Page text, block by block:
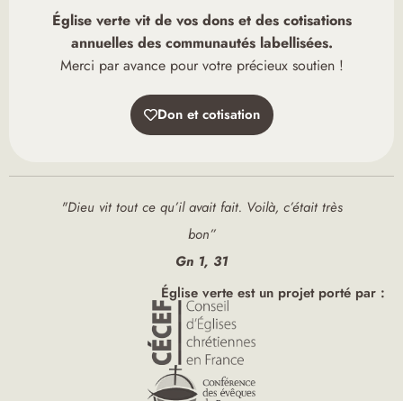
Église verte vit de vos dons et des cotisations
annuelles des communautés labellisées.
Merci par avance pour votre précieux soutien !
Don et cotisation
"Dieu vit tout ce qu’il avait fait. Voilà, c’était très
bon”
Gn 1, 31
Église verte est un projet porté par :